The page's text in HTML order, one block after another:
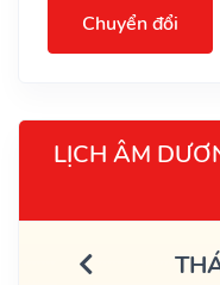
Chuyển đổi
LỊCH ÂM